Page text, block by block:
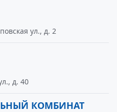
ул., д. 2
д. 40
КОМБИНАТ